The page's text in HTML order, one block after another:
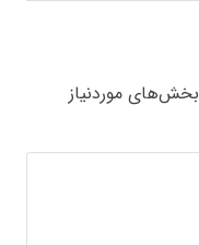
بخش‌های موردنیاز